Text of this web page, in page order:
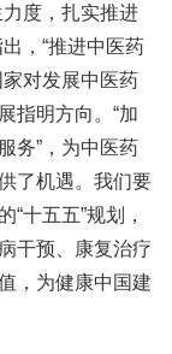
力度，扎实推进
，“推进中医药
对发展中医药
指明方向。“加
务”，为中医药
了机遇。我们要
十五五”规划，
干预、康复治疗
，为健康中国建